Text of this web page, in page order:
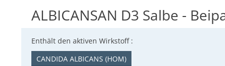
ALBICANSAN D3 Salbe -
Enthält den aktiven Wirkstoff :
CANDIDA ALBICANS (HOM)